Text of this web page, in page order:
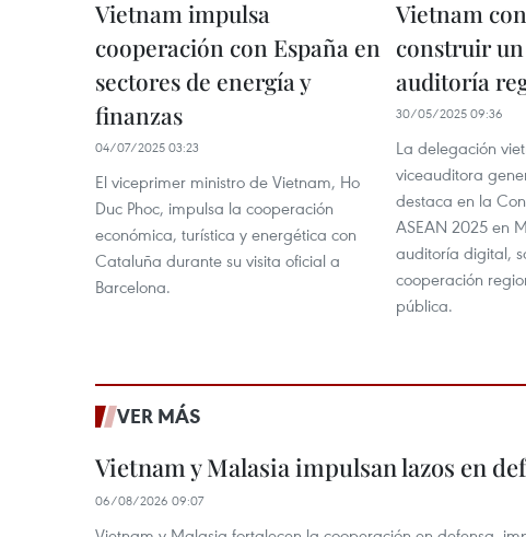
Vietnam impulsa
cooperación con España en
sectores de energía y
finanzas
04/07/2025 03:23
El viceprimer ministro de Vietnam, Ho
Duc Phoc, impulsa la cooperación
económica, turística y energética con
Cataluña durante su visita oficial a
Barcelona.
Vietnam
construir
auditoría
30/05/2025 09:36
La delegación
viceauditora
destaca en la
ASEAN 2025 en
auditoría digital,
cooperación
pública.
VER MÁS
Vietnam y Malasia impulsan lazos en
06/08/2026 09:07